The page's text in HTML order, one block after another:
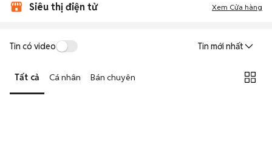
Siêu thị điện tử Xem Cửa hàng
Tin có video Tin mới nhất
Tất cả Cá nhân Bán chuyên